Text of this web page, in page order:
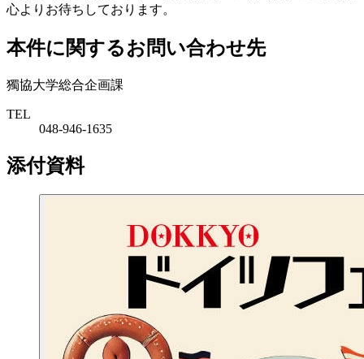
心よりお待ちしております。
本件に関するお問い合わせ先
獨協大学総合企画課
TEL
048-946-1635
添付資料